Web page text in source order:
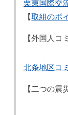
栗東国際交
【取組のポ
【外国人
北条地区コ
【二つの